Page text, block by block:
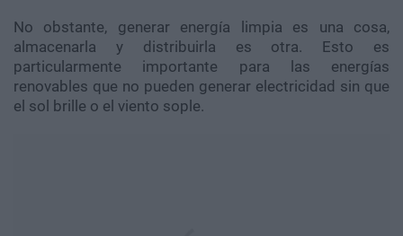
No obstante, generar energía limpia es una cosa,
almacenarla y distribuirla es otra. Esto es
particularmente importante para las energías
renovables que no pueden generar electricidad sin que
el sol brille o el viento sople.